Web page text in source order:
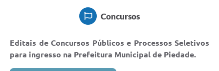
Concursos
Editais de Concursos Públicos e Processos Seletivos
para ingresso na Prefeitura Municipal de Piedade.